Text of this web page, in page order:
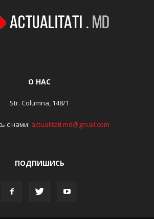
О НАС
Str. Columna, 148/1
с нами: actualitati.md@gmail.com
ПОДПИШИСЬ